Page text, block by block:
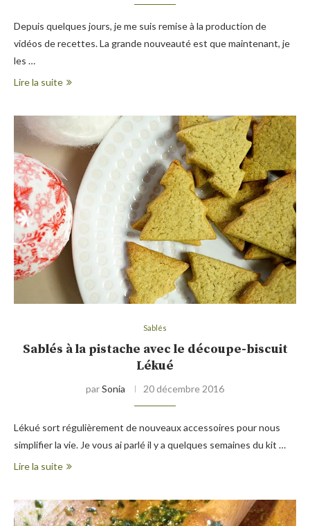
Depuis quelques jours, je me suis remise à la production de
vidéos de recettes. La grande nouveauté est que maintenant, je
les …
Lire la suite
Sablés
Sablés à la pistache avec le découpe-biscuit
Lékué
parSonia 20 décembre 2016
Lékué sort régulièrement de nouveaux accessoires pour nous
simplifier la vie. Je vous ai parlé il y a quelques semaines du kit …
Lire la suite